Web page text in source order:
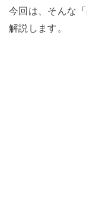
今回は、そんな
解説します。